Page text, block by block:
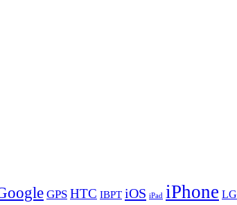
GPS HTC IBPT iOS iPad iPhone LG